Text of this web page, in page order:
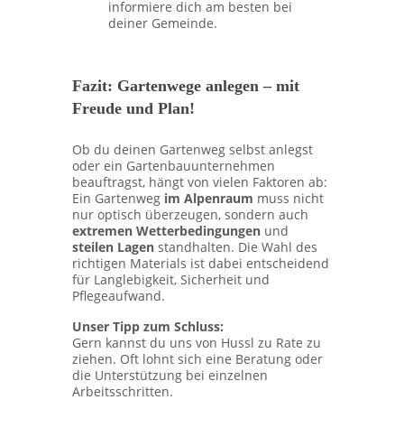
informiere dich am besten bei
deiner Gemeinde.
Fazit: Gartenwege anlegen – mit
Freude und Plan!
Ob du deinen Gartenweg selbst anlegst
oder ein Gartenbauunternehmen
beauftragst, hängt von vielen Faktoren ab:
Ein Gartenweg im Alpenraum muss nicht
nur optisch überzeugen, sondern auch
extremen Wetterbedingungen und
steilen Lagen standhalten. Die Wahl des
richtigen Materials ist dabei entscheidend
für Langlebigkeit, Sicherheit und
Pflegeaufwand.
Unser Tipp zum Schluss:
Gern kannst du uns von Hussl zu Rate zu
ziehen. Oft lohnt sich eine Beratung oder
die Unterstützung bei einzelnen
Arbeitsschritten.